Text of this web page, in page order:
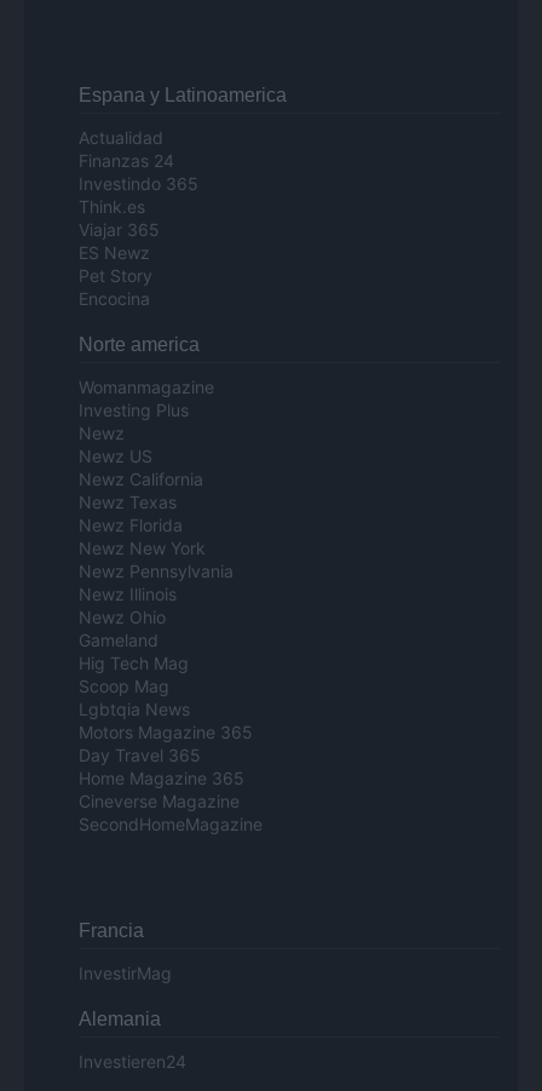
Espana y Latinoamerica
Actualidad
Finanzas 24
Investindo 365
Think.es
Viajar 365
ES Newz
Pet Story
Encocina
Norte america
Womanmagazine
Investing Plus
Newz
Newz US
Newz California
Newz Texas
Newz Florida
Newz New York
Newz Pennsylvania
Newz Illinois
Newz Ohio
Gameland
Hig Tech Mag
Scoop Mag
Lgbtqia News
Motors Magazine 365
Day Travel 365
Home Magazine 365
Cineverse Magazine
SecondHomeMagazine
Francia
InvestirMag
Alemania
Investieren24